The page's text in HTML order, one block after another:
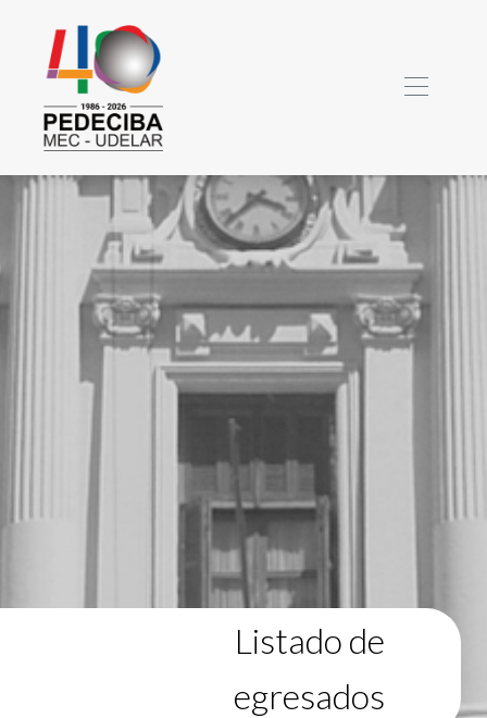
Listado de
egresados